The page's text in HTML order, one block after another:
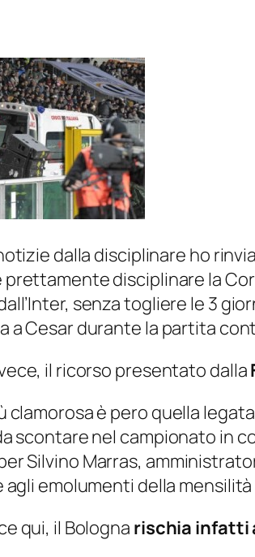
dalla disciplinare ho
prettamente disciplinare la
senza togliere le 3
a Cesar durante la partita
il ricorso presentato dalla
clamorosa è pero quella
scontare nel campionato in
Silvino Marras,
emolumenti della mensilità
qui, il Bologna rischia infatti